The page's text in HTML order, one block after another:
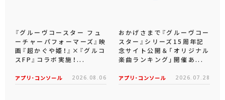
『グルーヴコースター フュ
ーチャーパフォーマーズ』映
画『超かぐや姫！』×『グルコ
スFP』コラボ実施！...
アプリ･コンソール 2026.08.06
おかげさまで『グルーヴコー
スター』シリーズ15周年記
念サイト公開＆「オリジナル
楽曲ランキング」開催あ...
アプリ･コンソール 2026.07.28